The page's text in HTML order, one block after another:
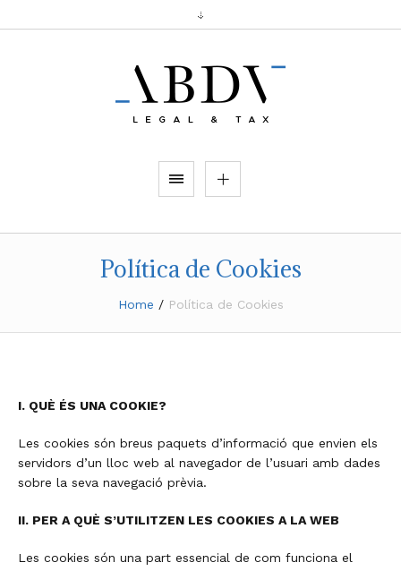
Política de Cookies
Home / Política de Cookies
I. QUÈ ÉS UNA COOKIE?
Les cookies són breus paquets d’informació que envien els
servidors d’un lloc web al navegador de l’usuari amb dades
sobre la seva navegació prèvia.
II. PER A QUÈ S’UTILITZEN LES COOKIES A LA WEB
Les cookies són una part essencial de com funciona el